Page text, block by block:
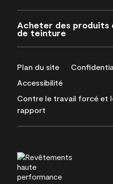
Acheter des produits
de teinture
Plan du site
Accessibilité
Contre le travail forcé et
rapport